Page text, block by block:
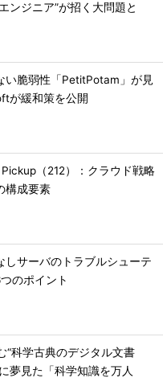
ンジニア”が招く大問題と
い脆弱性「PetitPotam」が見
緩和策を公開
（212）：クラウド戦略
構成要素
しサーバのトラブルシューテ
のポイント
“科学古典のデジタル文書
夢見た「科学知識を万人